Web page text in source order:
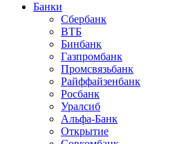
Банки
Сбербанк
ВТБ
Бинбанк
Газпромбанк
Промсвязьбанк
Райффайзенбанк
Росбанк
Уралсиб
Альфа-Банк
Открытие